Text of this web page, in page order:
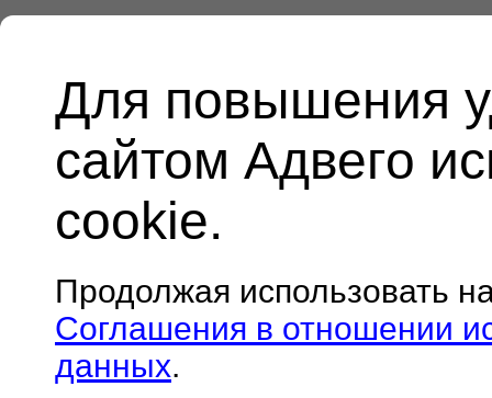
Для повышения
сайтом Адвего
cookie.
Продолжая использовать
Соглашения в отношении
данных.